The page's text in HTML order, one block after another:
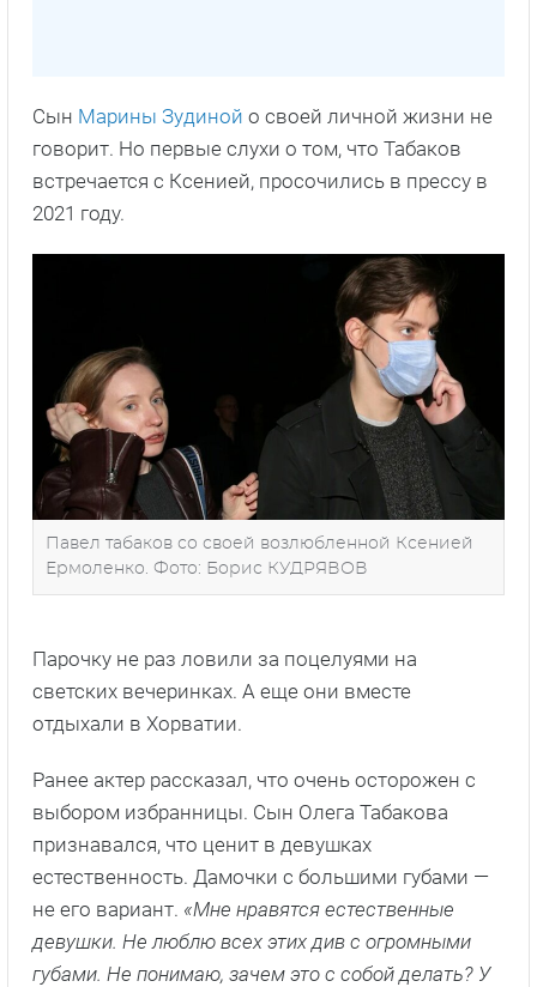
Сын Марины Зудиной о своей личной жизни не
говорит. Но первые слухи о том, что Табаков
встречается с Ксенией, просочились в прессу в
2021 году.
Павел табаков со своей возлюбленной Ксенией
Ермоленко. Фото: Борис КУДРЯВОВ
Парочку не раз ловили за поцелуями на
светских вечеринках. А еще они вместе
отдыхали в Хорватии.
Ранее актер рассказал, что очень осторожен с
выбором избранницы. Сын Олега Табакова
признавался, что ценит в девушках
естественность. Дамочки с большими губами —
не его вариант. «Мне нравятся естественные
девушки. Не люблю всех этих див с огромными
губами. Не понимаю, зачем это с собой делать? У